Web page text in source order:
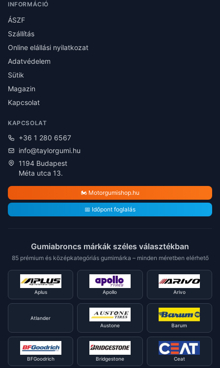
INFORMÁCIÓ
ÁSZF
Szállítás
Online elállási nyilatkozat
Adatvédelem
Sütik
Magazin
Kapcsolat
KAPCSOLAT
+36 1 280 6567
info@taylorgumi.hu
1194 Budapest
Méta utca 13.
🏍️ Motorgumishop.hu
📅 Időpont foglalás
Gumiabroncs márkák széles választékban
85 prémium és középkategóriás gumimárka – minden méretben elérhető
Aplus Apollo Arivo
Atlander
Austone
Barum
BFGoodrich Bridgestone Ceat